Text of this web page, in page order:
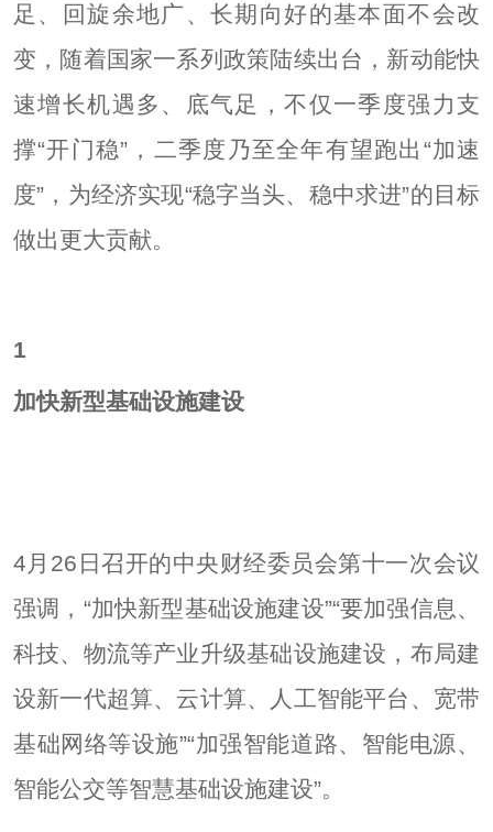
足、回旋余地广、长期向好的基本面不会改
变，随着国家一系列政策陆续出台，新动能快
速增长机遇多、底气足，不仅一季度强力支
撑“开门稳”，二季度乃至全年有望跑出“加速
度”，为经济实现“稳字当头、稳中求进”的目标
做出更大贡献。
1
加快新型基础设施建设
4月26日召开的中央财经委员会第十一次会议
强调，“加快新型基础设施建设”“要加强信息、
科技、物流等产业升级基础设施建设，布局建
设新一代超算、云计算、人工智能平台、宽带
基础网络等设施”“加强智能道路、智能电源、
智能公交等智慧基础设施建设”。